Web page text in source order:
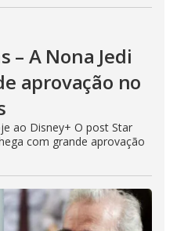
– A Nona Jedi
aprovação no
ao Disney+ O post Star
com grande aprovação